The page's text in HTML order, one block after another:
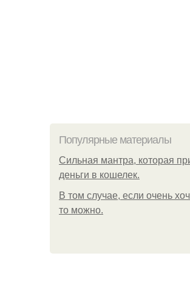
Популярные материалы
Сильная мантра, которая
деньги в кошелек.
В том случае, если очень
то можно.